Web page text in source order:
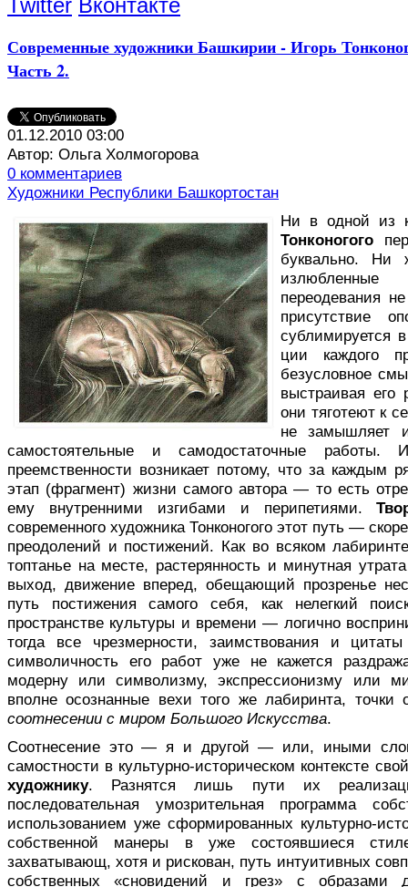
Twitter Вконтакте
Современные художники Башкирии - Игорь
Часть 2.
01.12.2010 03:00
Автор: Ольга Холмогорова
0 комментариев
Художники Республики Башкортостан
Ни в одной из
Тонконогого
буквально. Ни
переодевания
присутствие
сублимируется
ции каждого
безусловное
выстраивая
они тяготеют к
не замышляет
самостоятельные и самодостаточные
преемственности возникает потому, что за каждым
этап (фрагмент) жизни само­го автора — то есть
ему внутренними изгибами и перипетиями.
современного художника Тонконогого этот путь —
преодолений и постижений. Как во всяком
топтанье на месте, растерянность и минутная
выход, движение вперед, обещающий прозренье
путь постижения самого себя, как нелегкий
пространстве культуры и времени — логично
тогда все чрезмерности, заимствования и
символичность его работ уже не кажется
модерну или сим­волизму, экспрессионизму или
вполне осознанные вехи того же лабиринта, точки
соотнесении с миром Большого Искусства.
Соотнесение это — я и другой — или, иными
самостности в культурно-историческом контексте
художнику. Разнятся лишь пути их
последовательная умозрительная программа
использо­ванием уже сформированных культурно-
соб­ственной манеры в уже состоявшиеся
захватывающ, хотя и рискован, путь интуитивных
собственных «сновидений и грез» с образами